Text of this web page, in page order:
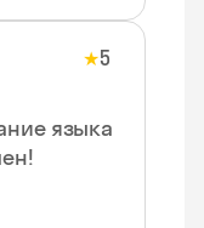
★5
языка